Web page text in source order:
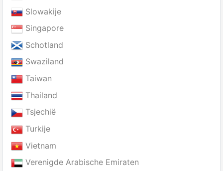
Slowakije
Singapore
Schotland
Swaziland
Taiwan
Thailand
Tsjechië
Turkije
Vietnam
Verenigde Arabische Emiraten